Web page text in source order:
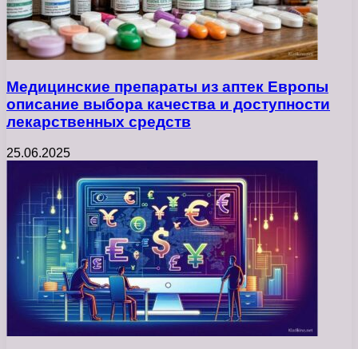
Медицинские препараты из аптек Европы
описание выбора качества и доступности
лекарственных средств
25.06.2025